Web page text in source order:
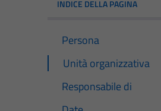
INDICE DELLA PAGINA
Persona
Unità organizzativa
Responsabile di